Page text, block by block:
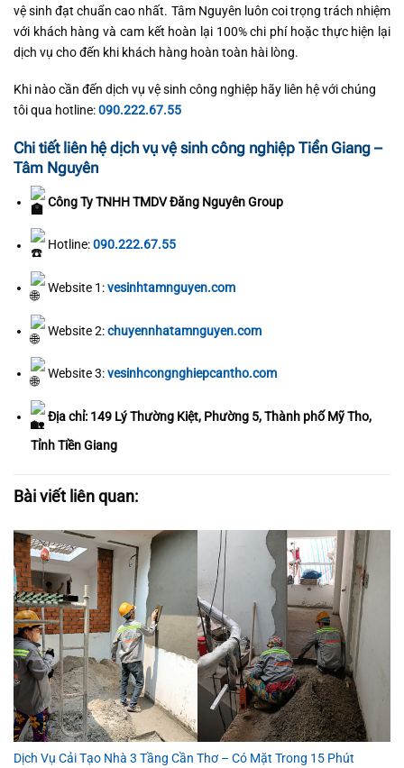
vệ sinh đạt chuẩn cao nhất. Tâm Nguyên luôn coi trọng trách nhiệm
với khách hàng và cam kết hoàn lại 100% chi phí hoặc thực hiện lại
dịch vụ cho đến khi khách hàng hoàn toàn hài lòng.
Khi nào cần đến dịch vụ vệ sinh công nghiệp hãy liên hệ với chúng
tôi qua hotline:090.222.67.55
Chi tiết liên hệ dịch vụ vệ sinh công nghiệp Tiền Giang –
Tâm Nguyên
Công Ty TNHH TMDV Đăng Nguyên Group
Hotline:090.222.67.55
Website 1:vesinhtamnguyen.com
Website 2:chuyennhatamnguyen.com
Website 3:vesinhcongnghiepcantho.com
Địa chỉ: 149 Lý Thường Kiệt, Phường 5, Thành phố Mỹ Tho,
Tỉnh Tiền Giang
Bài viết liên quan:
Dịch Vụ Cải Tạo Nhà 3 Tầng Cần Thơ – Có Mặt Trong 15 Phút